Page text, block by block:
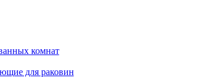
комнат
для раковин